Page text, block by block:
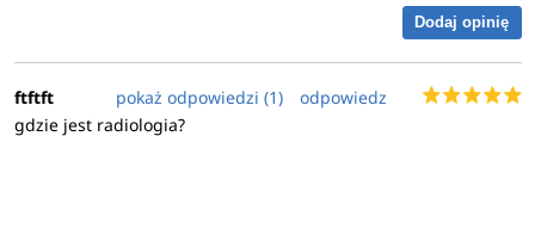
Dodaj opinię
ftftft odpowiedz
pokaż odpowiedzi (1)
gdzie jest radiologia?